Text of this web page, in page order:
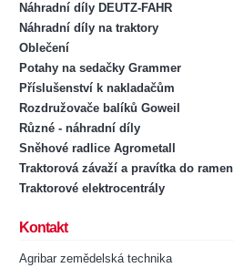
Náhradní díly DEUTZ-FAHR
Náhradní díly na traktory
Oblečení
Potahy na sedačky Grammer
Příslušenství k nakladačům
Rozdružovače balíků Goweil
Různé - náhradní díly
Sněhové radlice Agrometall
Traktorová závaží a pravítka do ramen
Traktorové elektrocentrály
Kontakt
Agribar zemědelská technika